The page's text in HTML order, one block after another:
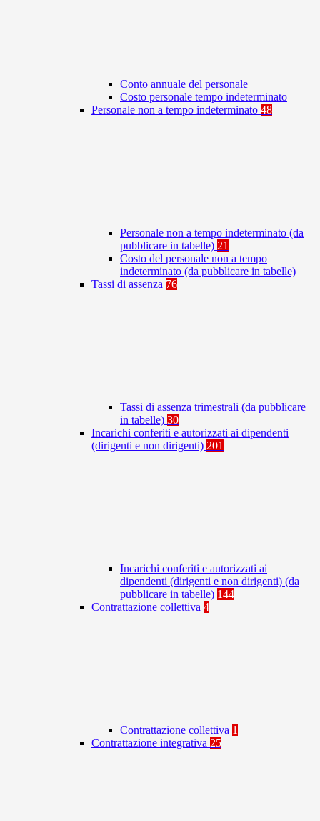
Conto annuale del personale
Costo personale tempo indeterminato
Personale non a tempo indeterminato 48
Personale non a tempo indeterminato (da
pubblicare in tabelle) 21
Costo del personale non a tempo
indeterminato (da pubblicare in tabelle)
Tassi di assenza 76
Tassi di assenza trimestrali (da pubblicare
in tabelle) 30
Incarichi conferiti e autorizzati ai dipendenti
(dirigenti e non dirigenti) 201
Incarichi conferiti e autorizzati ai
dipendenti (dirigenti e non dirigenti) (da
pubblicare in tabelle) 144
Contrattazione collettiva 4
Contrattazione collettiva 1
Contrattazione integrativa 25